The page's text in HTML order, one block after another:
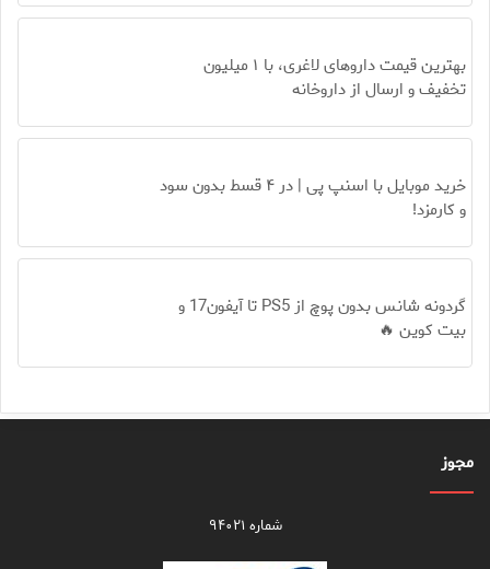
بهترین قیمت داروهای لاغری، با ۱ میلیون
تخفیف و ارسال از داروخانه‌
خرید موبایل با اسنپ پی | در ۴ قسط بدون سود
و کارمزد!
گردونه شانس بدون پوچ از PS5 تا آیفون17 و
بیت کوین 🔥
مجوز
شماره ۹۴۰۲۱